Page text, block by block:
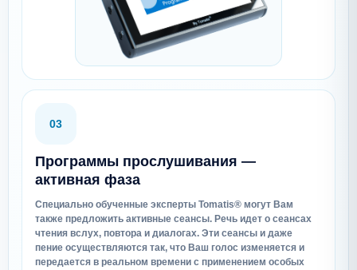
03
Программы прослушивания —
активная фаза
Специально обученные эксперты Tomatis® могут Вам
также предложить активные сеансы. Речь идет о сеансах
чтения вслух, повтора и диалогах. Эти сеансы и даже
пение осуществляются так, что Ваш голос изменяется и
передается в реальном времени с применением особых